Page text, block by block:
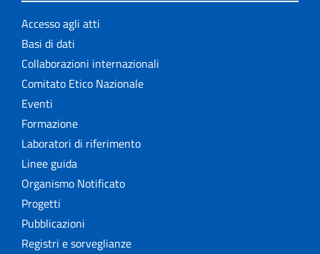
Accesso agli atti
Basi di dati
Collaborazioni internazionali
Comitato Etico Nazionale
Eventi
Formazione
Laboratori di riferimento
Linee guida
Organismo Notificato
Progetti
Pubblicazioni
Registri e sorveglianze